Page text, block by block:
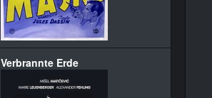
Verbrannte Erde